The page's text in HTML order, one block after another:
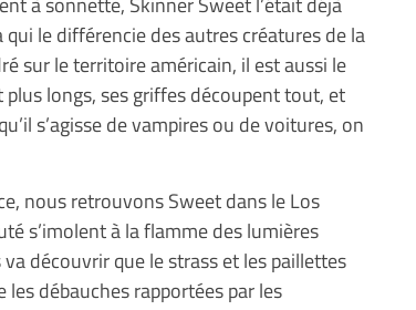
le différencie des autres créatures de la
sur le territoire américain, il est aussi le
plus longs, ses griffes découpent tout, et
s’agisse de vampires ou de voitures, on
nous retrouvons Sweet dans le Los
s’imolent à la flamme des lumières
découvrir que le strass et les paillettes
débauches rapportées par les